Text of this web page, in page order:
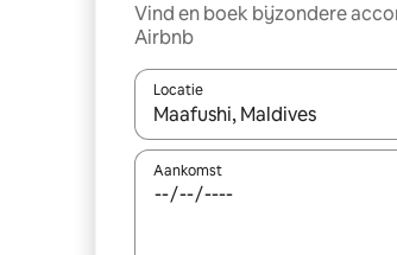
Vind en boek bijzondere
Airbnb
Locatie
Wanneer er suggesties
Aankomst